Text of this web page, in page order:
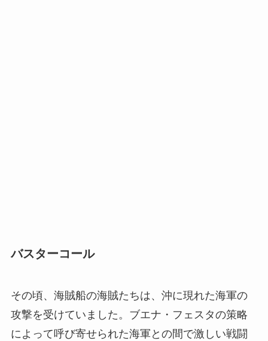
バスターコール
その頃、海賊船の海賊たちは、沖に現れた海軍の
攻撃を受けていました。ブエナ・フェスタの策略
によって呼び寄せられた海軍との間で激しい戦闘